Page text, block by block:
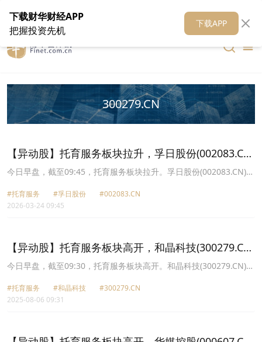
在线客服 关于我们 财华媒体矩阵 财华智库
300279.CN
【异动股】托育服务板块拉升，孚日股份(002083.CN)
涨8.13%
今日早盘，截至09:45，托育服务板块拉升。孚日股份(002083.CN)涨
技(002955.CN)涨4.62%报25.12元，华媒控股(000607.CN)涨2.03%
报4.03元，ST易联众(300096.CN)涨1.30%报7.8元，昂立教育
#托育服务 #孚日股份
#002083.CN
2026-03-24 09:45
【异动股】托育服务板块高开，和晶科技(300279.CN)
涨12.11%
今日早盘，截至09:30，托育服务板块高开。和晶科技(300279.CN)涨
王(301078.CN)涨2.74%报13.13元，*ST金比(002762.CN)涨1.61%报
6.3元，鸿合科技(002955.CN)涨1.04%报25.34元，华媒控股
#托育服务 #和晶科技
#300279.CN
2025-08-06 09:31
下载财华财经APP
把握投资先机
下载APP